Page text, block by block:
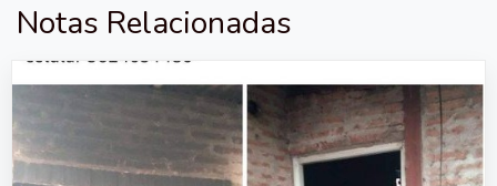
Notas Relacionadas